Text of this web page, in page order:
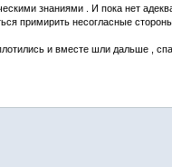
знаниями . И пока нет
примирить несогласные
и вместе шли дальше ,